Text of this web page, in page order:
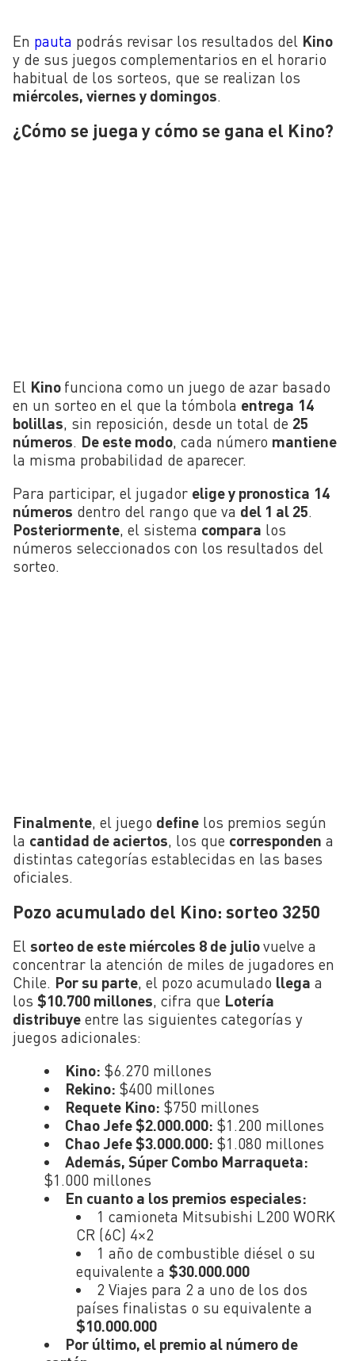
En pauta podrás revisar los resultados del Kino
y de sus juegos complementarios en el horario
habitual de los sorteos, que se realizan los
miércoles, viernes y domingos.
¿Cómo se juega y cómo se gana el Kino?
El Kino funciona como un juego de azar basado
en un sorteo en el que la tómbola entrega 14
bolillas, sin reposición, desde un total de 25
números. De este modo, cada número mantiene
la misma probabilidad de aparecer.
Para participar, el jugador elige y pronostica 14
números dentro del rango que va del 1 al 25.
Posteriormente, el sistema compara los
números seleccionados con los resultados del
sorteo.
Finalmente, el juego define los premios según
la cantidad de aciertos, los que corresponden a
distintas categorías establecidas en las bases
oficiales.
Pozo acumulado del Kino: sorteo 3250
El sorteo de este miércoles 8 de juliovuelve a
concentrar la atención de miles de jugadores en
Chile. Por su parte, el pozo acumulado llega a
los $10.700 millones, cifra que Lotería
distribuye entre las siguientes categorías y
juegos adicionales:
Kino: $6.270 millones
Rekino: $400 millones
Requete Kino: $750 millones
Chao Jefe $2.000.000: $1.200 millones
Chao Jefe $3.000.000: $1.080 millones
Además, Súper Combo Marraqueta:
$1.000 millones
En cuanto a los premios especiales:
1 camioneta Mitsubishi L200 WORK
CR (6C) 4×2
1 año de combustible diésel o su
equivalente a $30.000.000
2 Viajes para 2 a uno de los dos
países finalistas o su equivalente a
$10.000.000
Por último, el premio al número de